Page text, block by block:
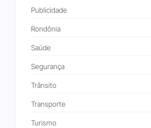
Publicidade
Rondônia
Saúde
Segurança
Trânsito
Transporte
Turismo